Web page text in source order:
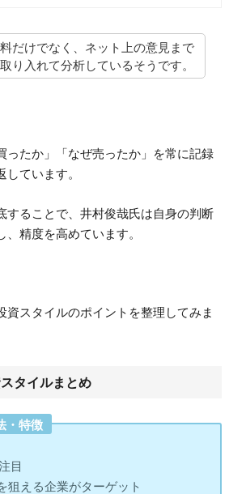
だけでなく、ネット上の意見まで
り入れて分析しているそうです。
ったか」「なぜ売ったか」を常に記録
ています。
することで、井村俊哉氏は自身の判断
精度を高めています。
資スタイルのポイントを整理してみま
タイルまとめ
・特徴
目
狙える企業がターゲット